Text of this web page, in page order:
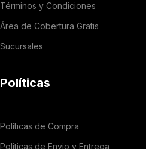
Términos y Condiciones
Área de Cobertura Gratis
Sucursales
Políticas
Políticas de Compra
Politicas de Envio y Entrega